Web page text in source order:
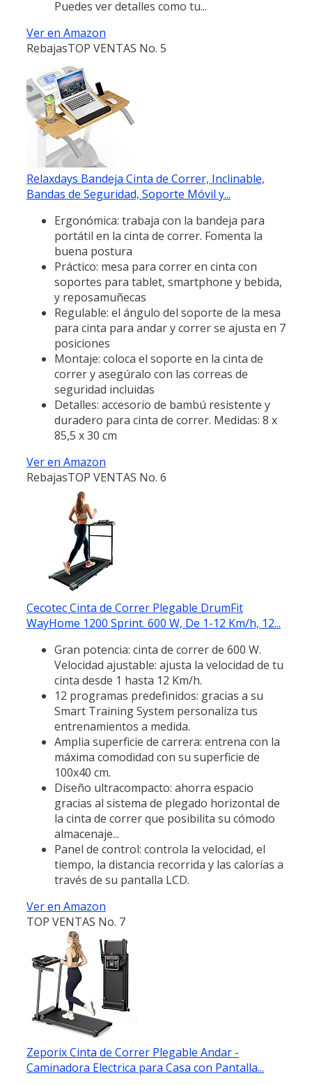
Puedes ver detalles como tu...
Ver en Amazon
RebajasTOP VENTAS No. 5
Relaxdays Bandeja Cinta de Correr, Inclinable,
Bandas de Seguridad, Soporte Móvil y...
Ergonómica: trabaja con la bandeja para
portátil en la cinta de correr. Fomenta la
buena postura
Práctico: mesa para correr en cinta con
soportes para tablet, smartphone y bebida,
y reposamuñecas
Regulable: el ángulo del soporte de la mesa
para cinta para andar y correr se ajusta en 7
posiciones
Montaje: coloca el soporte en la cinta de
correr y asegúralo con las correas de
seguridad incluidas
Detalles: accesorio de bambú resistente y
duradero para cinta de correr. Medidas: 8 x
85,5 x 30 cm
Ver en Amazon
RebajasTOP VENTAS No. 6
Cecotec Cinta de Correr Plegable DrumFit
WayHome 1200 Sprint. 600 W, De 1-12 Km/h, 12...
Gran potencia: cinta de correr de 600 W.
Velocidad ajustable: ajusta la velocidad de tu
cinta desde 1 hasta 12 Km/h.
12 programas predefinidos: gracias a su
Smart Training System personaliza tus
entrenamientos a medida.
Amplia superficie de carrera: entrena con la
máxima comodidad con su superficie de
100x40 cm.
Diseño ultracompacto: ahorra espacio
gracias al sistema de plegado horizontal de
la cinta de correr que posibilita su cómodo
almacenaje...
Panel de control: controla la velocidad, el
tiempo, la distancia recorrida y las calorías a
través de su pantalla LCD.
Ver en Amazon
TOP VENTAS No. 7
Zeporix Cinta de Correr Plegable Andar -
Caminadora Electrica para Casa con Pantalla...